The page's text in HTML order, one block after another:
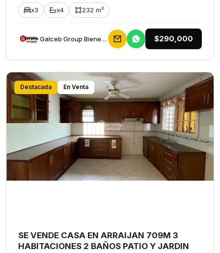
x3 x4 232 m²
Galceb Group Bienes Raices $290,000
Destacada En Venta
SE VENDE CASA EN ARRAIJAN 709M 3
HABITACIONES 2 BAÑOS PATIO Y JARDIN